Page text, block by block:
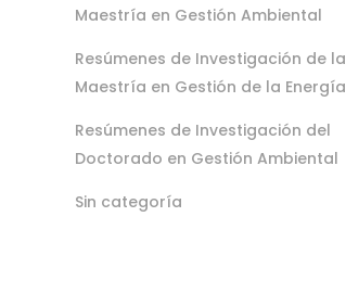
Maestría en Gestión Ambiental
Resúmenes de Investigación de la
Maestría en Gestión de la Energía
Resúmenes de Investigación del
Doctorado en Gestión Ambiental
Sin categoría